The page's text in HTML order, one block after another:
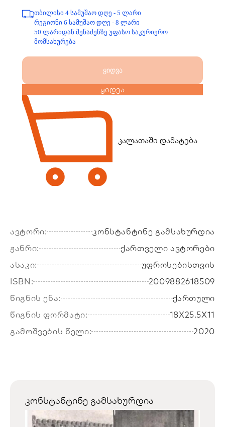
თბილისი 4 სამუშაო დღე - 5 ლარი
რეგიონი 6 სამუშაო დღე - 8 ლარი
50 ლარიდან შენაძენზე უფასო საკურიერო
მომსახურება
ყიდვა
ყიდვა
კალათაში დამატება
ავტორი:
კონსტანტინე გამსახურდია
ჟანრი:
ქართველი ავტორები
ასაკი:
უფროსებისთვის
ISBN:
2009882618509
წიგნის ენა:
ქართული
წიგნის ფორმატი:
18X25.5X11
გამოშვების წელი:
2020
კონსტანტინე გამსახურდია